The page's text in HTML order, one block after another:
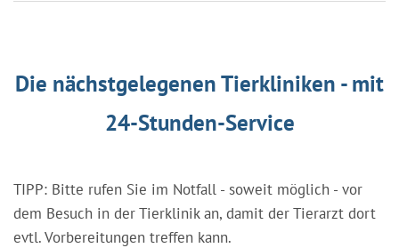
Die nächstgelegenen Tierkliniken - mit
24-Stunden-Service
TIPP: Bitte rufen Sie im Notfall - soweit möglich - vor
dem Besuch in der Tierklinik an, damit der Tierarzt dort
evtl. Vorbereitungen treffen kann.